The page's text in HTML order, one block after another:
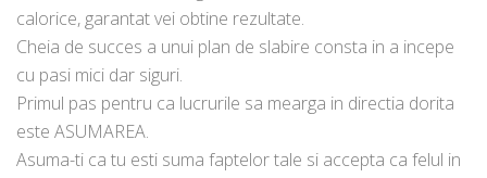
calorice, garantat vei obtine rezultate.
Cheia de succes a unui plan de slabire consta in a incepe
cu pasi mici dar siguri.
Primul pas pentru ca lucrurile sa mearga in directia dorita
este ASUMAREA.
Asuma-ti ca tu esti suma faptelor tale si accepta ca felul in